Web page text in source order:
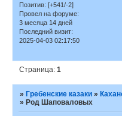
Позитив: [+541/-2]
Провел на форуме:
3 месяца 14 дней
Последний визит:
2025-04-03 02:17:50
Страница:1
» Гребенские казаки »
» Род Шаповаловых